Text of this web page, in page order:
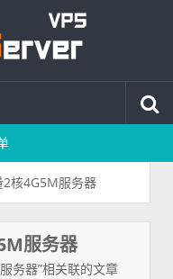
核4G5M服务器
服务器
务器”相关联的文章